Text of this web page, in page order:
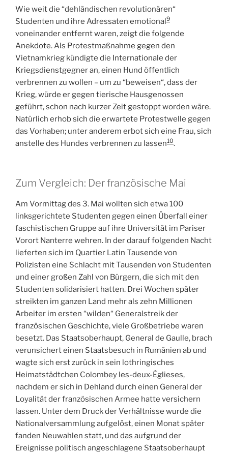
Wie weit die “dehländischen revolutionären“
Studenten und ihre Adressaten emotional9
voneinander entfernt waren, zeigt die folgende
Anekdote. Als Protestmaßnahme gegen den
Vietnamkrieg kündigte die Internationale der
Kriegsdienstgegner an, einen Hund öffentlich
verbrennen zu wollen – um zu “beweisen“, dass der
Krieg, würde er gegen tierische Hausgenossen
geführt, schon nach kurzer Zeit gestoppt worden wäre.
Natürlich erhob sich die erwartete Protestwelle gegen
das Vorhaben; unter anderem erbot sich eine Frau, sich
anstelle des Hundes verbrennen zu lassen10.
Zum Vergleich: Der französische Mai
Am Vormittag des 3. Mai wollten sich etwa 100
linksgerichtete Studenten gegen einen Überfall einer
faschistischen Gruppe auf ihre Universität im Pariser
Vorort Nanterre wehren. In der darauf folgenden Nacht
lieferten sich im Quartier Latin Tausende von
Polizisten eine Schlacht mit Tausenden von Studenten
und einer großen Zahl von Bürgern, die sich mit den
Studenten solidarisiert hatten. Drei Wochen später
streikten im ganzen Land mehr als zehn Millionen
Arbeiter im ersten “wilden“ Generalstreik der
französischen Geschichte, viele Großbetriebe waren
besetzt. Das Staatsoberhaupt, General de Gaulle, brach
verunsichert einen Staatsbesuch in Rumänien ab und
wagte sich erst zurück in sein lothringisches
Heimatstädtchen Colombey les-deux-Églieses,
nachdem er sich in Dehland durch einen General der
Loyalität der französischen Armee hatte versichern
lassen. Unter dem Druck der Verhältnisse wurde die
Nationalversammlung aufgelöst, einen Monat später
fanden Neuwahlen statt, und das aufgrund der
Ereignisse politisch angeschlagene Staatsoberhaupt